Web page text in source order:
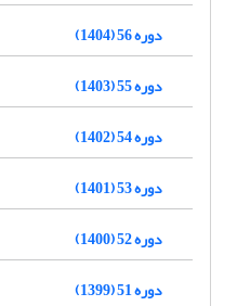
دوره 56 (1404)
دوره 55 (1403)
دوره 54 (1402)
دوره 53 (1401)
دوره 52 (1400)
دوره 51 (1399)